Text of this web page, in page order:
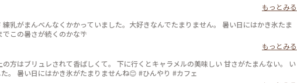
もっとみる
練乳がまんべんなくかかっていました。大好きなんでたまりません。 暑い日にはかき氷たま
でこの暑さが続くのかな🌴
もっとみる
の方はブリュレされて香ばしくて。 下に行くとキャラメルの美味しい 甘さがたまんない。 い
ろんな味が楽しめました。 暑い日にはかき氷がたまりませんね😊 #ひんやり #カフェ